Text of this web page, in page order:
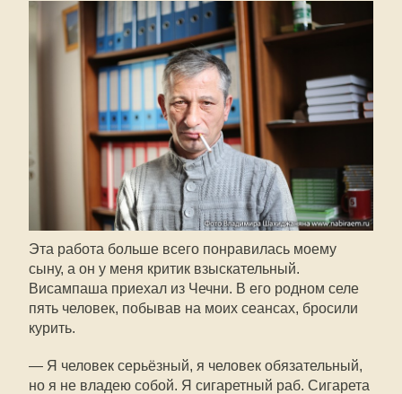
Эта работа больше всего понравилась моему
сыну, а он у меня критик взыскательный.
Висампаша приехал из Чечни. В его родном селе
пять человек, побывав на моих сеансах, бросили
курить.
— Я человек серьёзный, я человек обязательный,
но я не владею собой. Я сигаретный раб. Сигарета